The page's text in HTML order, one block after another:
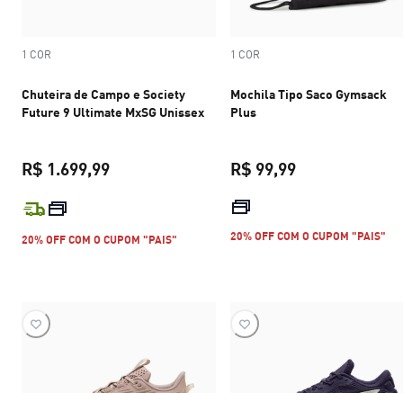
1 COR
Chuteira de Campo e Society
Future 9 Ultimate MxSG Unissex
R$ 1.699,99
preço atual R$ 1.699,99
20% OFF COM O CUPOM "PAIS"
1 COR
Mochila Tipo Saco Gymsack
Plus
R$ 99,99
20% OFF COM O CUPOM "PAIS"